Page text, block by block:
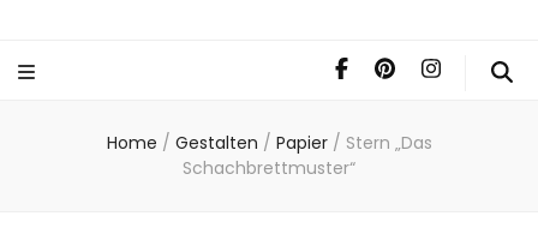
Home / Gestalten / Papier / Stern „Das
Schachbrettmuster“